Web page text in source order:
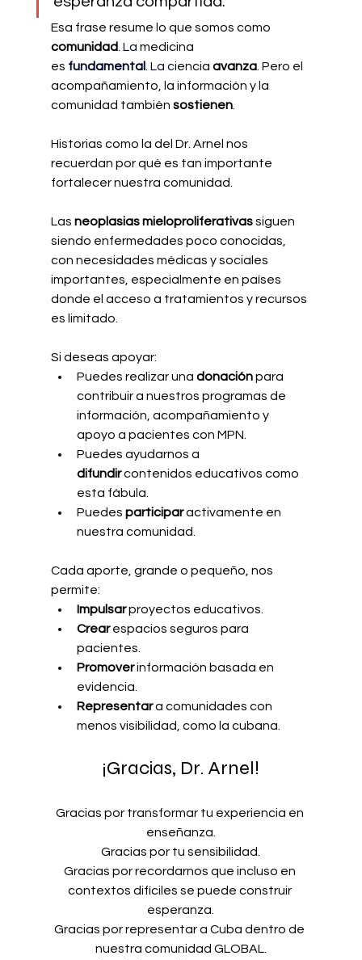
Esa frase resume lo que somos como
comunidad. La medicina
es fundamental. La ciencia avanza. Pero el
acompañamiento, la información y la
comunidad también sostienen.
Historias como la del Dr. Arnel nos
recuerdan por qué es tan importante
fortalecer nuestra comunidad.
Las neoplasias mieloproliferativas siguen
siendo enfermedades poco conocidas,
con necesidades médicas y sociales
importantes, especialmente en países
donde el acceso a tratamientos y recursos
es limitado.
Si deseas apoyar:
Puedes realizar una donación para
contribuir a nuestros programas de
información, acompañamiento y
apoyo a pacientes con MPN.
Puedes ayudarnos a
difundir contenidos educativos como
esta fábula.
Puedes participar activamente en
nuestra comunidad.
Cada aporte, grande o pequeño, nos
permite:
Impulsar proyectos educativos.
Crear espacios seguros para
pacientes.
Promover información basada en
evidencia.
Representar a comunidades con
menos visibilidad, como la cubana.
¡Gracias, Dr. Arnel!
Gracias por transformar tu experiencia en
enseñanza.
Gracias por tu sensibilidad.
Gracias por recordarnos que incluso en
contextos difíciles se puede construir
esperanza.
Gracias por representar a Cuba dentro de
nuestra comunidad GLOBAL.